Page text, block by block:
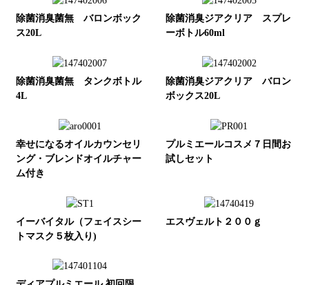
除菌消臭菌無 バロンボック
ス20L
除菌消臭ジアクリア スプレ
ーボトル60ml
除菌消臭菌無 タンクボトル
4L
除菌消臭ジアクリア バロン
ボックス20L
幸せになるオイルカウンセリ
ング・ブレンドオイルチャー
ム付き
プルミエールコスメ７日間お
試しセット
イーバイタル（フェイスシー
トマスク５枚入り)
エスヴェルト２００ｇ